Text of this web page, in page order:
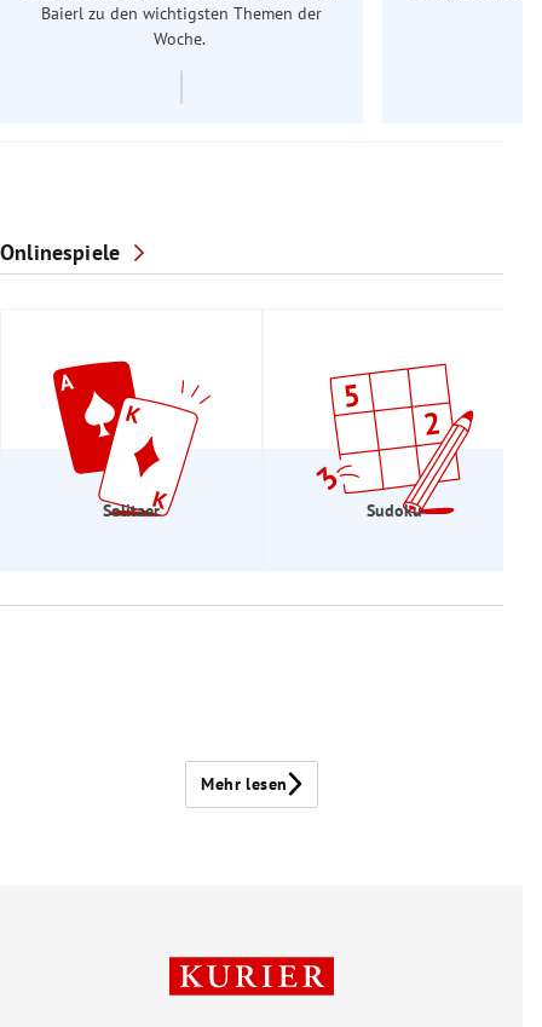
Baierl zu den wichtigsten Themen der
Woche.
Onlinespiele
Solitaer Sudoku
Mehr lesen